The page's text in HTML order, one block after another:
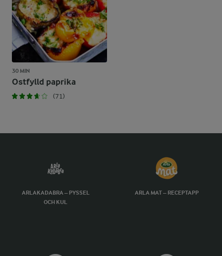
30 MIN
Ostfylld paprika
(71)
ARLAKADABRA – PYSSEL
OCH KUL
ARLA MAT – RECEPTAPP